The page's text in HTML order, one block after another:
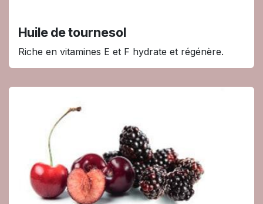
Huile de tournesol
Riche en vitamines E et F hydrate et régénère.